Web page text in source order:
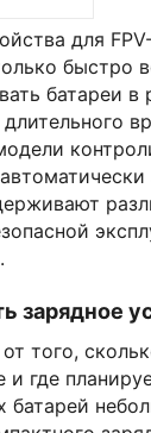
для
быстро
батареи в
зарядное
того,
и где
батарей